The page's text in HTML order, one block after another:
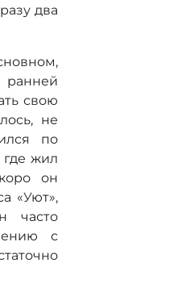
два
ранней
свою
не
по
жил
он
«Уют»,
часто
с